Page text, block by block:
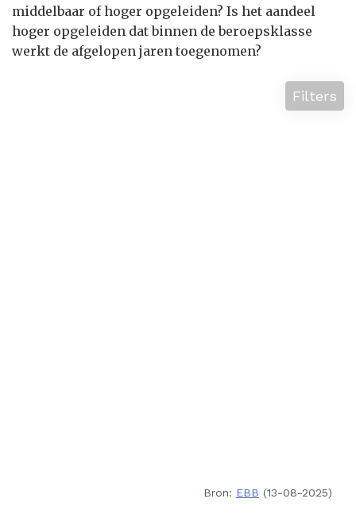
middelbaar of hoger opgeleiden? Is het aandeel
hoger opgeleiden dat binnen de beroepsklasse
werkt de afgelopen jaren toegenomen?
Filters
Bron: EBB (13-08-2025)